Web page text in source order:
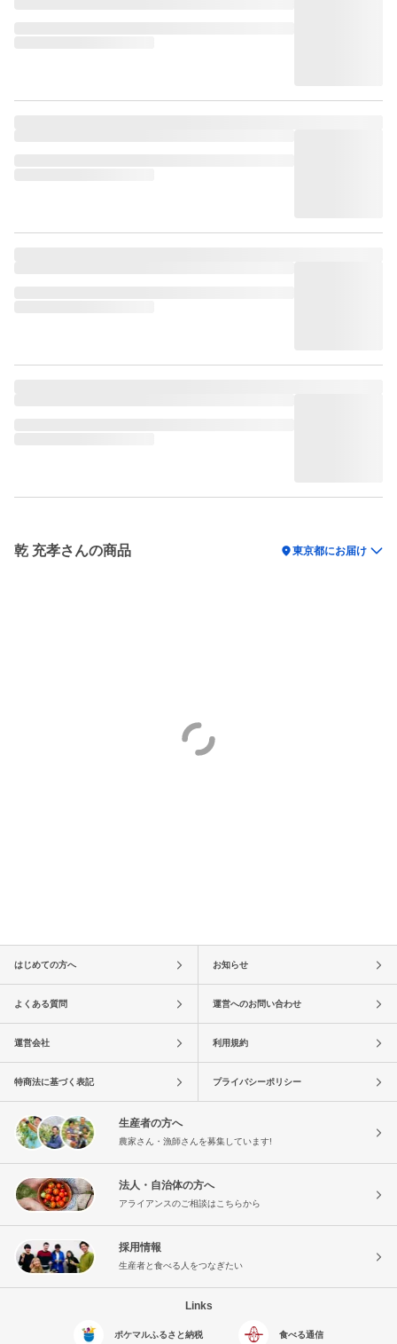
乾 充孝さんの商品 location_on東京都にお届け
はじめての方へ お知らせ
よくある質問 運営へのお問い合わせ
運営会社 利用規約
特商法に基づく表記 プライバシーポリシー
生産者の方へ
農家さん・漁師さんを募集しています!
法人・自治体の方へ
アライアンスのご相談はこちらから
採用情報
生産者と食べる人をつなぎたい
Links
ポケマルふるさと納税 食べる通信